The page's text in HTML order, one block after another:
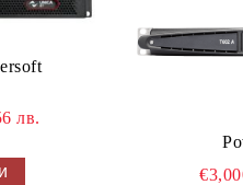
лв.